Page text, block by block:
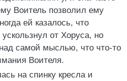
Воитель позволил ему
ей казалось, что
от Хоруса, но
самой мыслью, что что-то
Воителя.
на спинку кресла и